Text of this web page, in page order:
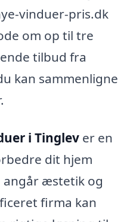
vinduer-pris.dk
om op til tre
tilbud fra
kan sammenligne
i Tinglev er en
dit hjem
angår æstetik og
firma kan